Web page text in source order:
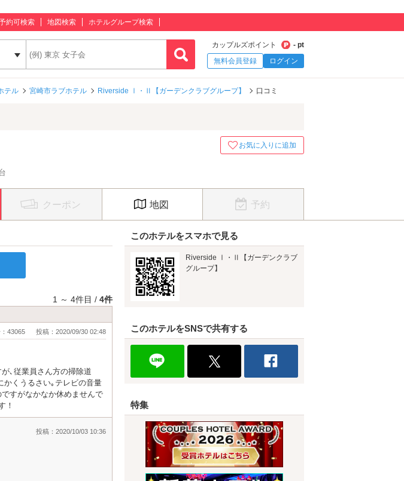
約可検索 地図検索 ホテルグループ検索
カップルズポイント
- pt
無料会員登録
ログイン
テル 宮崎市ラブホテル Riverside Ⅰ・Ⅱ【ガーデンクラブグループ】 口コミ
お気に入りに追加
クーポン 地図 予約
1 ～ 4件目 / 4件
43065 投稿：2020/09/30 02:48
､従業員さん方の掃除道
かくうるさい｡テレビの音量
すがなかなか休めませんで
！
投稿：2020/10/03 10:36
このホテルをスマホで見る
Riverside Ⅰ・Ⅱ【ガーデンクラブ
グループ】
このホテルをSNSで共有する
特集